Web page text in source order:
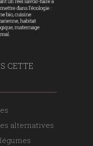
CETTE
alternatives